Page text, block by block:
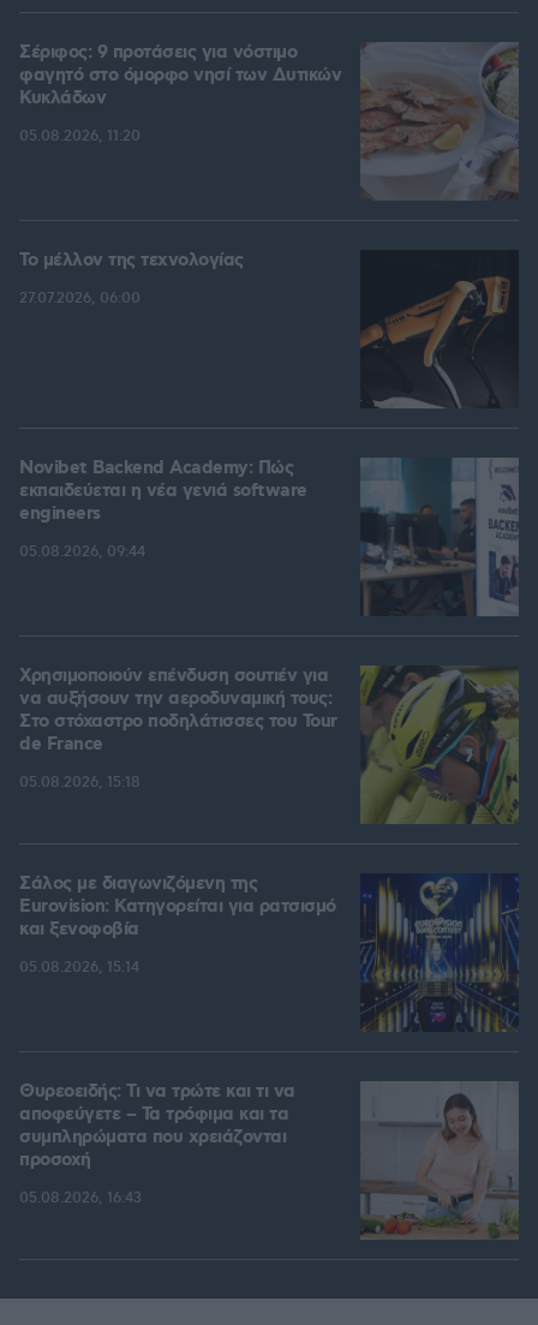
Σέριφος: 9 προτάσεις για νόστιμο
φαγητό στο όμορφο νησί των Δυτικών
Κυκλάδων
05.08.2026, 11:20
Το μέλλον της τεχνολογίας
27.07.2026, 06:00
Novibet Backend Academy: Πώς
εκπαιδεύεται η νέα γενιά software
engineers
05.08.2026, 09:44
Χρησιμοποιούν επένδυση σουτιέν για
να αυξήσουν την αεροδυναμική τους:
Στο στόχαστρο ποδηλάτισσες του Tour
de France
05.08.2026, 15:18
Σάλος με διαγωνιζόμενη της
Eurovision: Κατηγορείται για ρατσισμό
και ξενοφοβία
05.08.2026, 15:14
Θυρεοειδής: Τι να τρώτε και τι να
αποφεύγετε – Τα τρόφιμα και τα
συμπληρώματα που χρειάζονται
προσοχή
05.08.2026, 16:43